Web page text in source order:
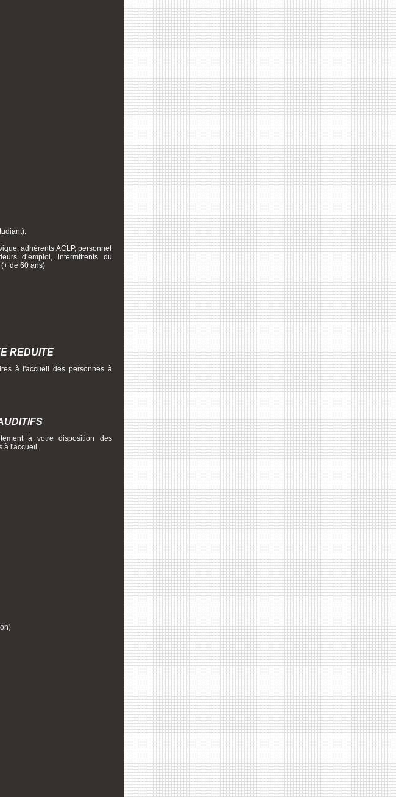
adhérents ACLP, personnel
d’emploi, intermittents du
de 60 ans)
REDUITE
à l'accueil des personnes à
à votre disposition des
à l'accueil.